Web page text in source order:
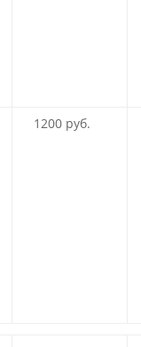
1200 руб.